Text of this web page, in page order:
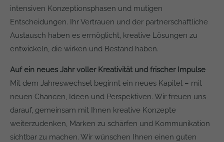
intensiven Konzeptionsphasen und mutigen
Entscheidungen. Ihr Vertrauen und der partnerschaftliche
Austausch haben es ermöglicht, kreative Lösungen zu
entwickeln, die wirken und Bestand haben.
Auf ein neues Jahr voller Kreativität und frischer Impulse
Mit dem Jahreswechsel beginnt ein neues Kapitel – mit
neuen Chancen, Ideen und Perspektiven. Wir freuen uns
darauf, gemeinsam mit Ihnen kreative Konzepte
weiterzudenken, Marken zu schärfen und Kommunikation
sichtbar zu machen. Wir wünschen Ihnen einen guten